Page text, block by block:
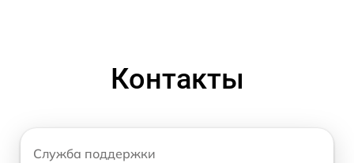
Контакты
Служба поддержки